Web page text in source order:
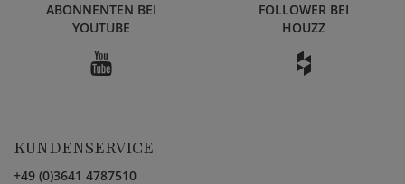
ABONNENTEN BEI
YOUTUBE
FOLLOWER BEI
HOUZZ
KUNDENSERVICE
+49 (0)3641 4787510